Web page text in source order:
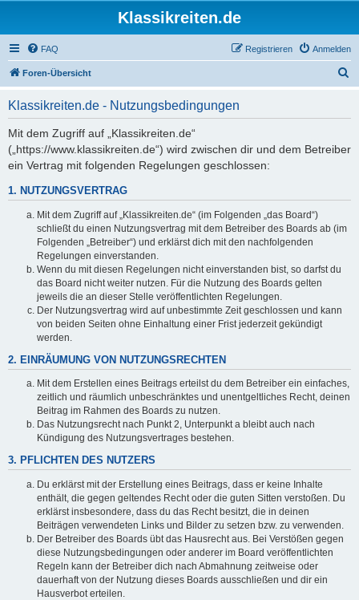
Klassikreiten.de
FAQ Anmelden
Registrieren
Foren-Übersicht
e
Klassikreiten.de - Nutzungsbedingungen
Mit dem Zugriff auf „Klassikreiten.de“
(„https://www.klassikreiten.de“) wird zwischen dir und dem Betreiber
ein Vertrag mit folgenden Regelungen geschlossen:
1. NUTZUNGSVERTRAG
Mit dem Zugriff auf „Klassikreiten.de“ (im Folgenden „das Board“)
schließt du einen Nutzungsvertrag mit dem Betreiber des Boards ab (im
Folgenden „Betreiber“) und erklärst dich mit den nachfolgenden
Regelungen einverstanden.
Wenn du mit diesen Regelungen nicht einverstanden bist, so darfst du
das Board nicht weiter nutzen. Für die Nutzung des Boards gelten
jeweils die an dieser Stelle veröffentlichten Regelungen.
Der Nutzungsvertrag wird auf unbestimmte Zeit geschlossen und kann
von beiden Seiten ohne Einhaltung einer Frist jederzeit gekündigt
werden.
2. EINRÄUMUNG VON NUTZUNGSRECHTEN
Mit dem Erstellen eines Beitrags erteilst du dem Betreiber ein einfaches,
zeitlich und räumlich unbeschränktes und unentgeltliches Recht, deinen
Beitrag im Rahmen des Boards zu nutzen.
Das Nutzungsrecht nach Punkt 2, Unterpunkt a bleibt auch nach
Kündigung des Nutzungsvertrages bestehen.
3. PFLICHTEN DES NUTZERS
Du erklärst mit der Erstellung eines Beitrags, dass er keine Inhalte
enthält, die gegen geltendes Recht oder die guten Sitten verstoßen. Du
erklärst insbesondere, dass du das Recht besitzt, die in deinen
Beiträgen verwendeten Links und Bilder zu setzen bzw. zu verwenden.
Der Betreiber des Boards übt das Hausrecht aus. Bei Verstößen gegen
diese Nutzungsbedingungen oder anderer im Board veröffentlichten
Regeln kann der Betreiber dich nach Abmahnung zeitweise oder
dauerhaft von der Nutzung dieses Boards ausschließen und dir ein
Hausverbot erteilen.